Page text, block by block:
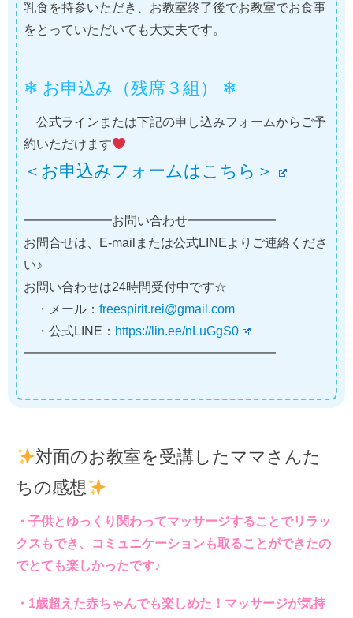
乳食を持参いただき、お教室終了後でお教室でお食事
をとっていただいても大丈夫です。
❄ お申込み（残席３組） ❄
公式ラインまたは下記の申し込みフォームからご予
約いただけます
＜お申込みフォームはこちら＞
━━━━━━━お問い合わせ━━━━━━━
お問合せは、E-mailまたは公式LINEよりご連絡くださ
い♪
お問い合わせは24時間受付中です☆
・メール： freespirit.rei@gmail.com
・公式LINE： https://lin.ee/nLuGgS0
━━━━━━━━━━━━━━━━━━━━
対面のお教室を受講したママさんた
ちの感想
・子供とゆっくり関わってマッサージすることでリラッ
クスもでき、コミュニケーションも取ることができたの
でとても楽しかったです♪
・1歳超えた赤ちゃんでも楽しめた！マッサージが気持